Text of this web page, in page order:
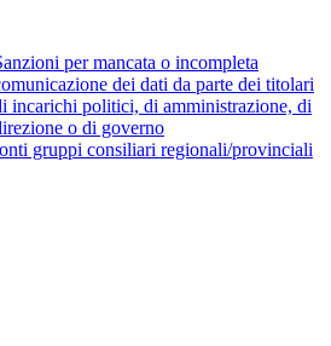
per mancata o incompleta
dei dati da parte dei titolari
incarichi politici, di amministrazione, di
o di governo
gruppi consiliari regionali/provinciali